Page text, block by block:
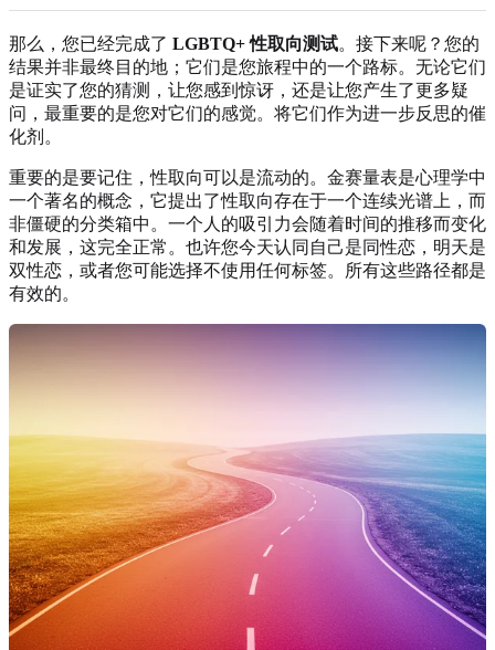
那么，您已经完成了 LGBTQ+ 性取向测试。接下来呢？您的
结果并非最终目的地；它们是您旅程中的一个路标。无论它们
是证实了您的猜测，让您感到惊讶，还是让您产生了更多疑
问，最重要的是您对它们的感觉。将它们作为进一步反思的催
化剂。
重要的是要记住，性取向可以是流动的。金赛量表是心理学中
一个著名的概念，它提出了性取向存在于一个连续光谱上，而
非僵硬的分类箱中。一个人的吸引力会随着时间的推移而变化
和发展，这完全正常。也许您今天认同自己是同性恋，明天是
双性恋，或者您可能选择不使用任何标签。所有这些路径都是
有效的。